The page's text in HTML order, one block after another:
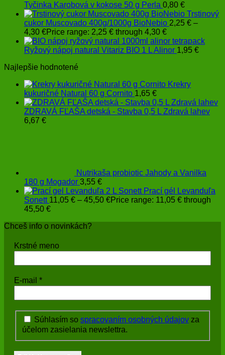
Tyčinka Karobová v kokose 50 g Perla 0,80 €
Trstinový
cukor Muscovado 400g/1000g BioNebio 2,25 € –
4,30 €Price range: 2,25 € through 4,30 €
Ryžový nápoj natural Vitariz BIO 1 L Alinor 1,95 €
Najlepšie hodnotené
Krekry
kukuričné Natural 60 g Cornito 1,65 €
ZDRAVÁ FĽAŠA detská - Stavba 0,5 L Zdravá lahev
6,67 €
Nutrikaša probiotic Jahody a Vanilka
180 g Mogador 3,55 €
Prací gél Levanduľa
Sonett 11,05 € – 45,50 €Price range: 11,05 € through
45,50 €
Chceš info o novinkách?
Krstné meno
E-mail *
Súhlasím so spracovaním osobných údajov za
účelom zasielania newslettra.